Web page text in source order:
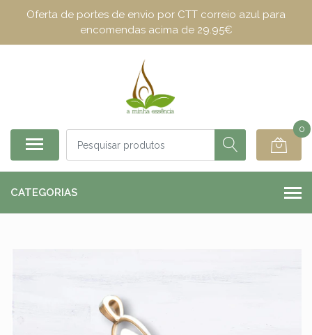
Oferta de portes de envio por CTT correio azul para
encomendas acima de 29.95€
0
CATEGORIAS